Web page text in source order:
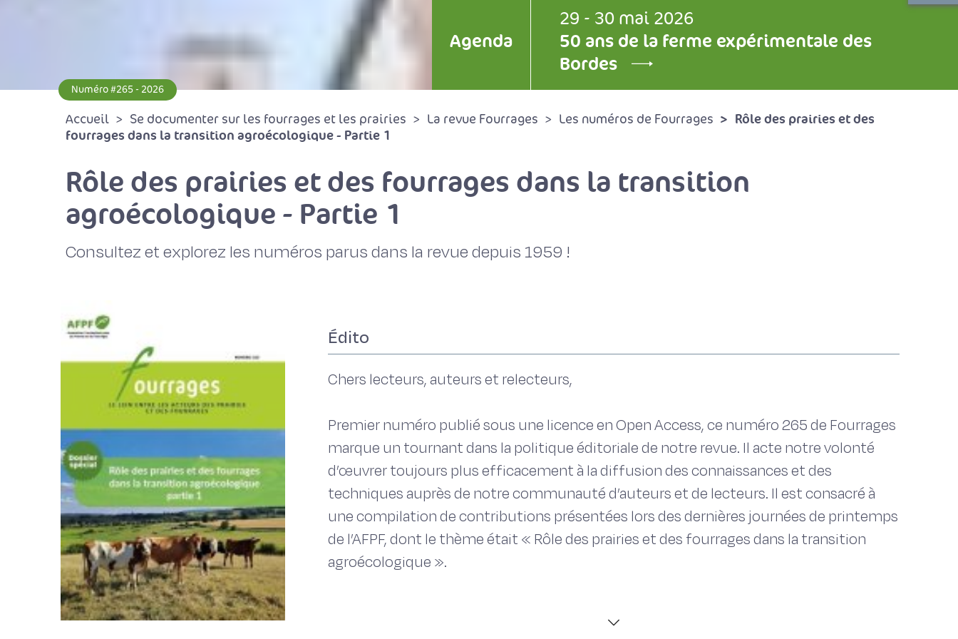
Agenda
29 - 30 mai 2026
50 ans de la ferme expérimentale des
Bordes
Numéro #265 - 2026
Accueil Se documenter sur les fourrages et les prairies La revue Fourrages Les numéros de Fourrages
Rôle des prairies et des
fourrages dans la transition agroécologique - Partie 1
Rôle des prairies et des fourrages dans la transition
agroécologique - Partie 1
Consultez et explorez les numéros parus dans la revue depuis 1959 !
Édito
Chers lecteurs, auteurs et relecteurs,
Premier numéro publié sous une licence en Open Access, ce numéro 265 de Fourrages
marque un tournant dans la politique éditoriale de notre revue. Il acte notre volonté
d’œuvrer toujours plus efficacement à la diffusion des connaissances et des
techniques auprès de notre communauté d’auteurs et de lecteurs. Il est consacré à
une compilation de contributions présentées lors des dernières journées de printemps
de l’AFPF, dont le thème était « Rôle des prairies et des fourrages dans la transition
agroécologique ».
la multifonctionnalité des systèmes agricoles et visent à en accroitre la résilience,